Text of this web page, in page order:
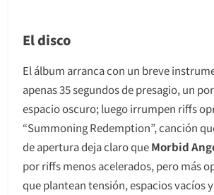
El disco
El álbum arranca con un breve
apenas 35 segundos de presagio, un
espacio oscuro; luego irrumpen riffs
“Summoning Redemption”, canción
de apertura deja claro queMorbid
por riffs menos acelerados, pero más
que plantean tensión, espacios vacíos